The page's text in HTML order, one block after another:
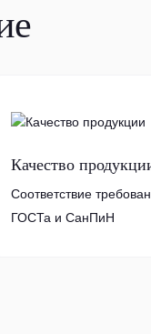
Качество
Соответствие
ГОСТа и СанПиН